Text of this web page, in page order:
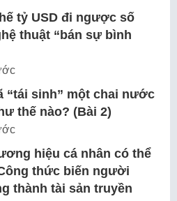
tỷ USD đi ngược số
thuật “bán sự bình
“tái sinh” một chai nước
thế nào? (Bài 2)
hiệu cá nhân có thể
thức biến người
thành tài sản truyền